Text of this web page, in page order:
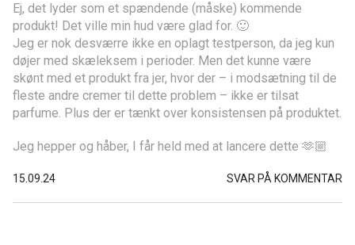
Ej, det lyder som et spændende (måske) kommende
produkt! Det ville min hud være glad for. 🙂
Jeg er nok desværre ikke en oplagt testperson, da jeg kun
døjer med skæleksem i perioder. Men det kunne være
skønt med et produkt fra jer, hvor der – i modsætning til de
fleste andre cremer til dette problem – ikke er tilsat
parfume. Plus der er tænkt over konsistensen på produktet.
Jeg hepper og håber, I får held med at lancere dette 🫶🏼
15.09.24 SVAR PÅ KOMMENTAR